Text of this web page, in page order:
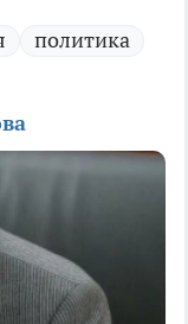
политика